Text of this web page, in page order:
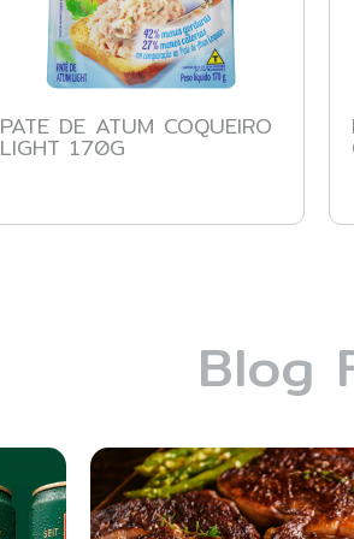
PATE DE ATUM COQUEIRO
LIGHT 170G
Blog